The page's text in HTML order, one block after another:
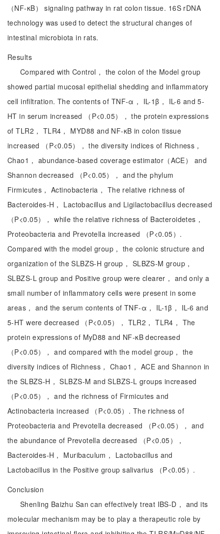
（NF-κB） signaling pathway in rat colon tissue. 16S rDNA
technology was used to detect the structural changes of
intestinal microbiota in rats.
Results
Compared with Control， the colon of the Model group
showed partial mucosal epithelial shedding and inflammatory
cell infiltration. The contents of TNF-α， IL-1β， IL-6 and 5-
HT in serum increased （P<0.05）， the protein expressions
of TLR2， TLR4， MYD88 and NF-κB in colon tissue
increased （P<0.05）， the diversity indices of Richness，
Chao1， abundance-based coverage estimator（ACE） and
Shannon decreased （P<0.05）， and the phylum
Firmicutes， Actinobacteria， The relative richness of
Bacteroides-H， Lactobacillus and Ligilactobacillus decreased
（P<0.05）， while the relative richness of Bacteroidetes，
Proteobacteria and Prevotella increased （P<0.05）.
Compared with the model group， the colonic structure and
organization of the SLBZS-H group， SLBZS-M group，
SLBZS-L group and Positive group were clearer， and only a
small number of inflammatory cells were present in some
areas， and the serum contents of TNF-α， IL-1β， IL-6 and
5-HT were decreased （P<0.05）， TLR2， TLR4， The
protein expressions of MyD88 and NF-κB decreased
（P<0.05）， and compared with the model group， the
diversity indices of Richness， Chao1， ACE and Shannon in
the SLBZS-H， SLBZS-M and SLBZS-L groups increased
（P<0.05）， and the richness of Firmicutes and
Actinobacteria increased （P<0.05）. The richness of
Proteobacteria and Prevotella decreased （P<0.05）， and
the abundance of Prevotella decreased （P<0.05），
Bacteroides-H， Muribaculum， Lactobacillus and
Lactobacillus in the Positive group salivarius （P<0.05）.
Conclusion
Shenling Baizhu San can effectively treat IBS-D， and its
molecular mechanism may be to play a therapeutic role by